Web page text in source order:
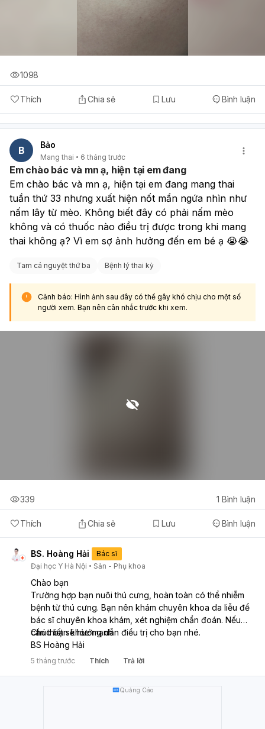
Thích Chia sẻ Lưu Bình luận
1098
B Bảo
Mang thai 6 tháng trước
Em chào bác và mn ạ, hiện tại em đang
Em chào bác và mn ạ, hiện tại em đang mang thai
tuần thứ 33 nhưng xuất hiện nốt mẩn ngứa nhìn như
nấm lây từ mèo. Không biết đây có phải nấm mèo
không và có thuốc nào điều trị được trong khi mang
thai không ạ? Vì em sợ ảnh hưởng đến em bé ạ 😭😭
Tam cá nguyệt thứ ba Bệnh lý thai kỳ
Cảnh báo: Hình ảnh sau đây có thể gây khó chịu cho một số
người xem. Bạn nên cân nhắc trước khi xem.
Thích Chia sẻ Lưu Bình luận
339 1 Bình luận
BS. Hoàng Hải
Bác sĩ
Đại học Y Hà Nội
Sản - Phụ khoa
Chào bạn
Trường hợp bạn nuôi thú cưng, hoàn toàn có thể nhiễm
bệnh từ thú cưng. Bạn nên khám chuyên khoa da liễu để
bác sĩ chuyên khoa khám, xét nghiệm chẩn đoán. Nếu
cần thiết sẽ hướng dẫn điều trị cho bạn nhé.
Chúc bạn khỏe mạnh
BS Hoàng Hải
5 tháng trước Thích Trả lời
Quảng Cáo